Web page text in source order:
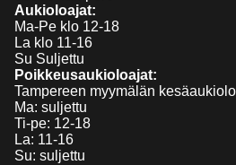
Aukioloajat:
Ma-Pe klo 12-18
La klo 11-16
Su Suljettu
Poikkeusaukioloajat:
Tampereen myymälän
Ma: suljettu
Ti-pe: 12-18
La: 11-16
Su: suljettu